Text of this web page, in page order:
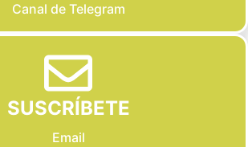
Canal de Telegram
SUSCRÍBETE
Email